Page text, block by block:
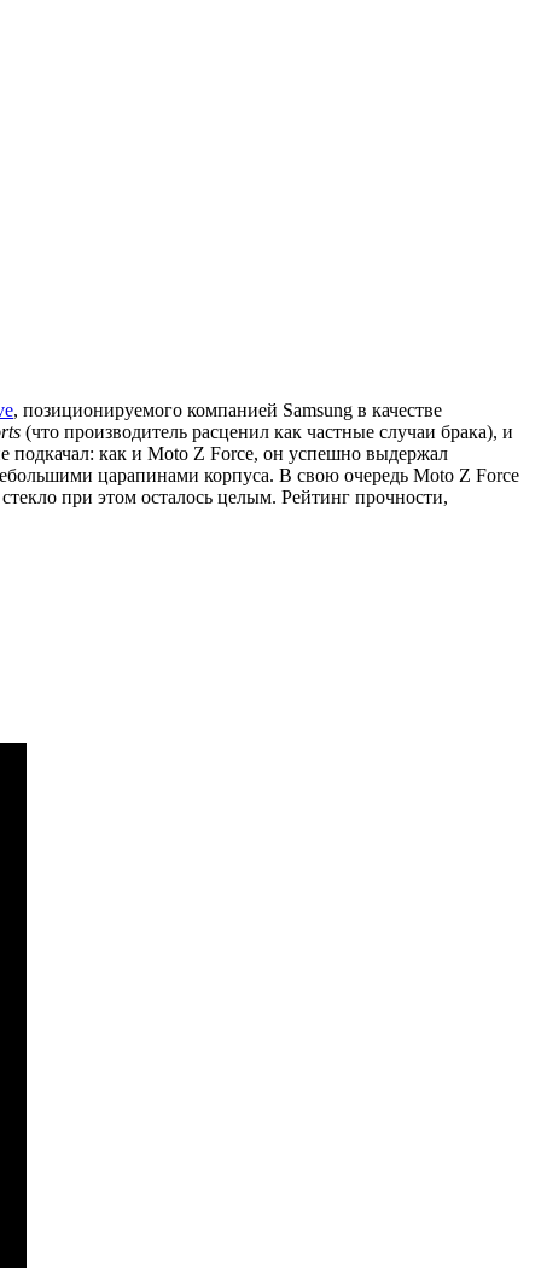
, позиционируемого компанией Samsung в качестве
(что производитель расценил как частные случаи брака), и
подкачал: как и Moto Z Force, он успешно выдержал
царапинами корпуса. В свою очередь Moto Z Force
при этом осталось целым. Рейтинг прочности,